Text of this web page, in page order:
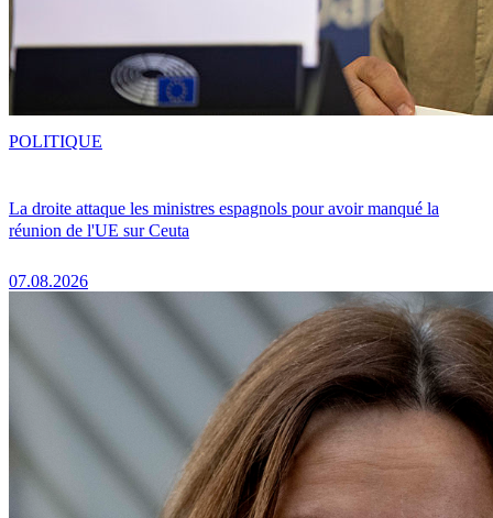
La droite attaque les ministres espagnols pour avoir manqué la
réunion de l'UE sur Ceuta
07.08.2026
POLITIQUE